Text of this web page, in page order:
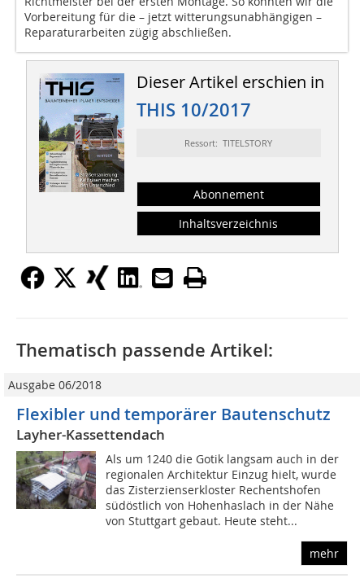
Vorbereitung für die – jetzt witterungsunabhängigen –
Reparaturarbeiten zügig abschließen.
Dieser Artikel erschien in
THIS 10/2017
Ressort: TITELSTORY
Abonnement
Inhaltsverzeichnis
Thematisch passende Artikel:
Ausgabe 06/2018
Flexibler und temporärer Bautenschutz
Layher-Kassettendach
Als um 1240 die Gotik langsam auch in der
regionalen Architektur Einzug hielt, wurde
das Zisterzienserkloster Rechentshofen
südöstlich von Hohenhaslach in der Nähe
von Stuttgart gebaut. Heute steht...
mehr